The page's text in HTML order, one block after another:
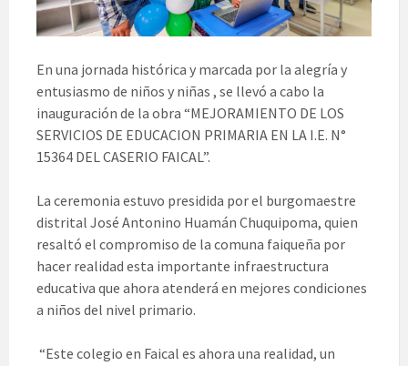
En una jornada histórica y marcada por la alegría y
entusiasmo de niños y niñas , se llevó a cabo la
inauguración de la obra “MEJORAMIENTO DE LOS
SERVICIOS DE EDUCACION PRIMARIA EN LA I.E. N°
15364 DEL CASERIO FAICAL”.
La ceremonia estuvo presidida por el burgomaestre
distrital José Antonino Huamán Chuquipoma, quien
resaltó el compromiso de la comuna faiqueña por
hacer realidad esta importante infraestructura
educativa que ahora atenderá en mejores condiciones
a niños del nivel primario.
“Este colegio en Faical es ahora una realidad, un